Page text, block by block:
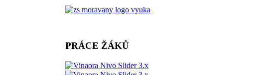
PRÁCE ŽÁKŮ